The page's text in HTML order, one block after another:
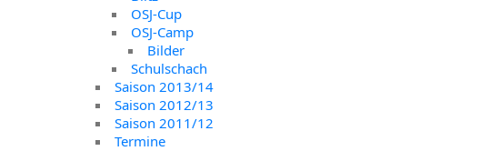
OSJ-Cup
OSJ-Camp
Bilder
Schulschach
Saison 2013/14
Saison 2012/13
Saison 2011/12
Termine